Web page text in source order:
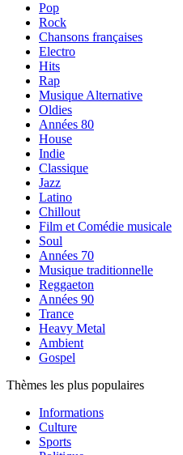
Pop
Rock
Chansons françaises
Electro
Hits
Rap
Musique Alternative
Oldies
Années 80
House
Indie
Classique
Jazz
Latino
Chillout
Film et Comédie musicale
Soul
Années 70
Musique traditionnelle
Reggaeton
Années 90
Trance
Heavy Metal
Ambient
Gospel
Thèmes les plus populaires
Informations
Culture
Sports